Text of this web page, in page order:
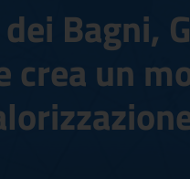
Bagni,
crea un